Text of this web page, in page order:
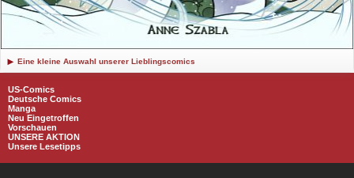
Eine kleine Auswahl unserer Lieblingscomics
US-Comics
Deutsche Comics
Manga
Neu Eingetroffen
Vorschauen
UNSERE AKTION
Unsere Lesetipps